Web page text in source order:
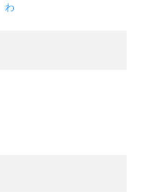
わ